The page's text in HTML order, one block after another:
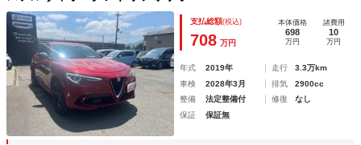
支払総額(税込)
708 万円
本体価格
698
万円
諸費用
10
万円
年式 2019年 走行
3.3万km
車検
2028年3月 排気
2900cc
整備
法定整備付 修復
なし
保証
保証無